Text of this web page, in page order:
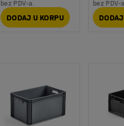
bez PDV-a
DODAJ U KORPU
bez PDV-